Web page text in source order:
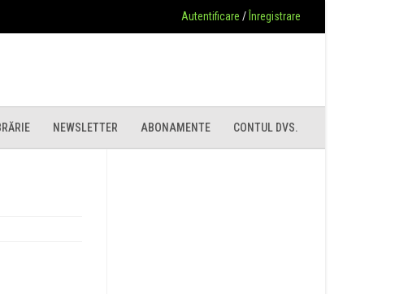
Autentificare / Înregistrare
NEWSLETTER ABONAMENTE CONTUL DVS.